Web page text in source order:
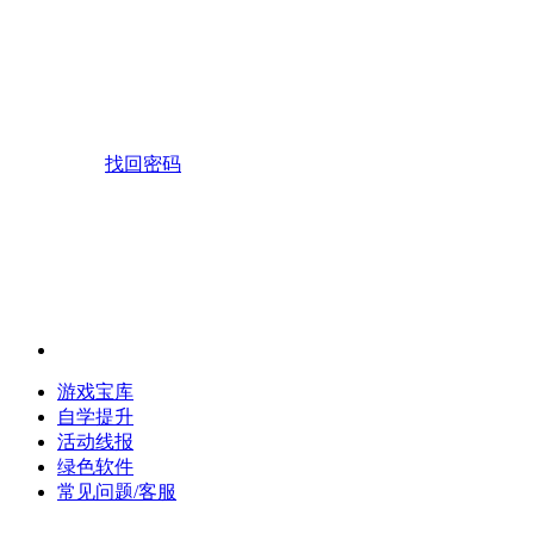
找回密码
游戏宝库
自学提升
活动线报
绿色软件
常见问题/客服